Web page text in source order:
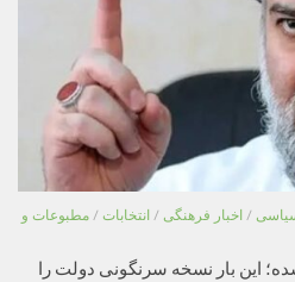
سیاسی / اخبار فرهنگی / انتخابات / مطبوعات و
این بار نسخه سرنگونی دولت را